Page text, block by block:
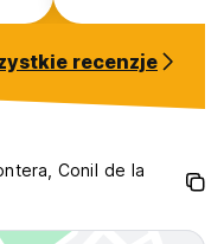
town. I highly
recenzje
Conil de la